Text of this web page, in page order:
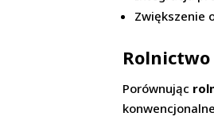
Zwiększenie
Porównując